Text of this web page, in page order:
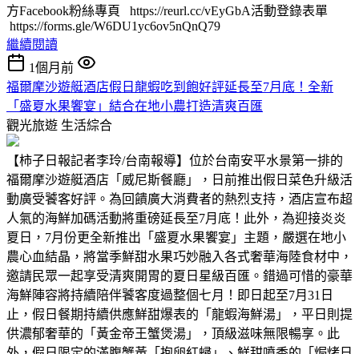
方Facebook粉絲專頁 https://reurl.cc/vEyGbA活動登錄表單
https://forms.gle/W6DU1yc6ov5nQnQ79
繼續閱讀
1個月前
福爾摩沙遊艇酒店假日龍蝦吃到飽好評延長至7月底！全新
「盛夏水果饗宴」結合在地小農打造清爽百匯
觀光旅遊 生活綜合
【柿子日報記者李玲/台南報導】位於台南安平水景第一排的
福爾摩沙遊艇酒店「威尼斯餐廳」，日前推出假日菜色升級活
動廣受饕客好評。為回饋廣大消費者的熱烈支持，酒店宣布超
人氣的海鮮加碼活動將重磅延長至7月底！此外，為迎接炎炎
夏日，7月份更全新推出「盛夏水果饗宴」主題，嚴選在地小
農心血結晶，將當季鮮甜水果巧妙融入各式奢華海陸食材中，
邀請民眾一起享受清爽開胃的夏日星級百匯。錯過可惜的豪華
海鮮陣容將持續陪伴饕客度過整個七月！即日起至7月31日
止，假日餐期持續供應鮮甜爆表的「龍蝦海鮮湯」，平日則提
供濃郁奢華的「黃金帝王蟹煲湯」，頂級滋味無限暢享。此